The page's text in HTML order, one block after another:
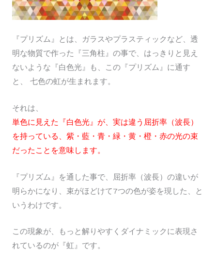
『プリズム』とは、ガラスやプラスティックなど、透
明な物質で作った『三角柱』の事で、はっきりと見え
ないような『白色光』も、この『プリズム』に通す
と、 七色の虹が生まれます。
それは、
単色に見えた『白色光』が、実は違う屈折率（波長）
を持っている、紫・藍・青・緑・黄・橙・赤の光の束
だったことを意味します。
『プリズム』を通した事で、屈折率（波長）の違いが
明らかになり、束がほどけて7つの色が姿を現した、と
いうわけです。
この現象が、もっと解りやすくダイナミックに表現さ
れているのが『虹』です。